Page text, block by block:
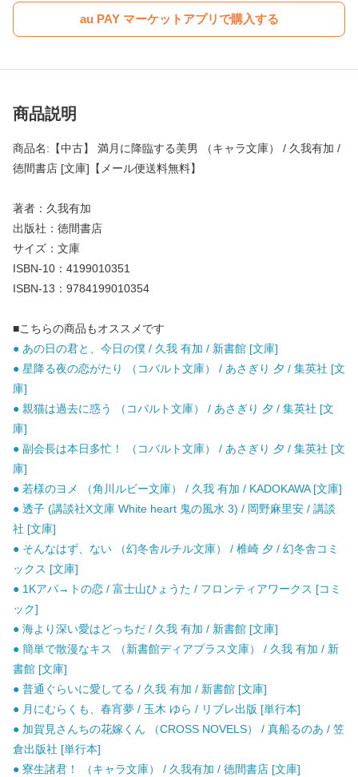
au PAY マーケットアプリで購入する
商品説明
商品名:【中古】 満月に降臨する美男 （キャラ文庫） / 久我有加 /
徳間書店 [文庫]【メール便送料無料】
著者：久我有加
出版社：徳間書店
サイズ：文庫
ISBN-10：4199010351
ISBN-13：9784199010354
■こちらの商品もオススメです
● あの日の君と、今日の僕 / 久我 有加 / 新書館 [文庫]
● 星降る夜の恋がたり （コバルト文庫） / あさぎり 夕 / 集英社 [文
庫]
● 親猫は過去に惑う （コバルト文庫） / あさぎり 夕 / 集英社 [文
庫]
● 副会長は本日多忙！ （コバルト文庫） / あさぎり 夕 / 集英社 [文
庫]
● 若様のヨメ （角川ルビー文庫） / 久我 有加 / KADOKAWA [文庫]
● 透子 (講談社X文庫 White heart 鬼の風水 3) / 岡野麻里安 / 講談
社 [文庫]
● そんなはず、ない （幻冬舎ルチル文庫） / 椎崎 夕 / 幻冬舎コミ
ックス [文庫]
● 1Kアパ→トの恋 / 富士山ひょうた / フロンティアワークス [コミ
ック]
● 海より深い愛はどっちだ / 久我 有加 / 新書館 [文庫]
● 簡単で散漫なキス （新書館ディアプラス文庫） / 久我 有加 / 新
書館 [文庫]
● 普通ぐらいに愛してる / 久我 有加 / 新書館 [文庫]
● 月にむらくも、春宵夢 / 玉木 ゆら / リブレ出版 [単行本]
● 加賀見さんちの花嫁くん （CROSS NOVELS） / 真船るのあ / 笠
倉出版社 [単行本]
● 寮生諸君！ （キャラ文庫） / 久我有加 / 徳間書店 [文庫]